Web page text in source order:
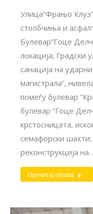
Улица”Фрањо
столбчиња и
Булевар”Гоце
локација; Градски
санација на
магистрала”,
помеѓу булевар
булевар “Гоце
крстосницата,
семафорски
реконструкција
Прочитај објава